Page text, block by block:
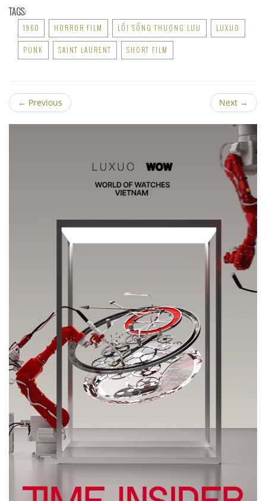
TAGS:
1960 HORROR FILM LỐI SỐNG THƯỢNG LƯU LUXUO
PUNK SAINT LAURENT SHORT FILM
← Previous Next →